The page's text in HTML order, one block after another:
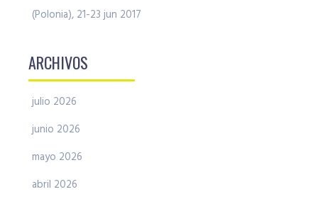
(Polonia), 21-23 jun 2017
ARCHIVOS
julio 2026
junio 2026
mayo 2026
abril 2026